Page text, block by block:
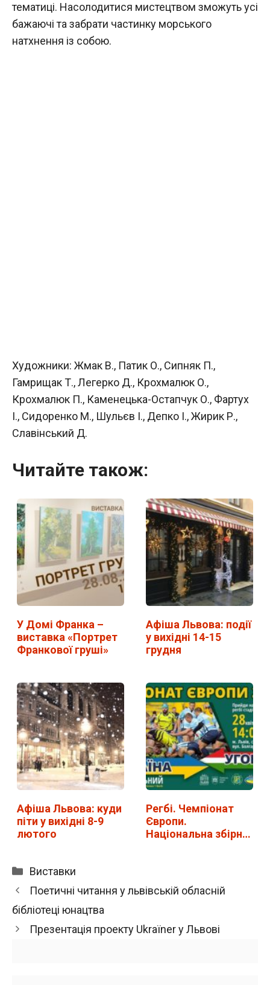
тематиці. Насолодитися мистецтвом зможуть усі
бажаючі та забрати частинку морського
натхнення із собою.
Художники: Жмак В., Патик О., Сипняк П.,
Гамрищак Т., Легерко Д., Крохмалюк О.,
Крохмалюк П., Каменецька-Остапчук О., Фартух
І., Сидоренко М., Шульєв І., Депко І., Жирик Р.,
Славінський Д.
Читайте також:
У Домі Франка –
виставка «Портрет
Франкової груші»
Афіша Львова: події
у вихідні 14-15
грудня
Афіша Львова: куди
піти у вихідні 8-9
лютого
Регбі. Чемпіонат
Європи.
Національна збірна
Категорії
Виставки
Поетичні читання у львівській обласній
бібліотеці юнацтва
Презентація проекту Ukraїner у Львові